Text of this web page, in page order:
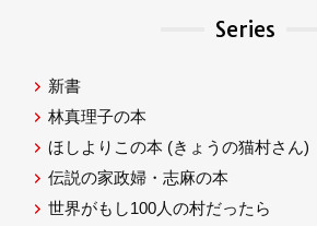
Series
新書
林真理子の本
ほしよりこの本 (きょうの猫村さん)
伝説の家政婦・志麻の本
世界がもし100人の村だったら